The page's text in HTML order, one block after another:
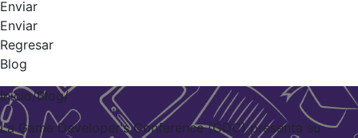
Enviar
Enviar
Regresar
Blog
Inicio/Blog/
La Game Developer's Conference (GDC) presenta su